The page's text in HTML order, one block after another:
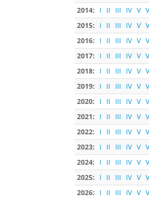
2014:
I II III IV V
2015:
I II III IV V
2016:
I II III IV V
2017:
I II III IV V
2018:
I II III IV V
2019:
I II III IV V
2020:
I II III IV V
2021:
I II III IV V
2022:
I II III IV V
2023:
I II III IV V
2024:
I II III IV V
2025:
I II III IV V
2026:
I II III IV V